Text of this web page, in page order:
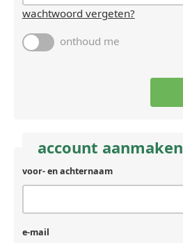
wachtwoord vergeten?
onthoud me
account aanmaken
voor- en achternaam
e-mail